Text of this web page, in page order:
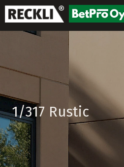
1/317 Rustic